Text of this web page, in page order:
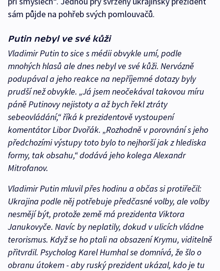
sám půjde na pohřeb svých pomlouvačů.
Putin nebyl ve své kůži
Vladimir Putin to sice s médii obvykle umí, podle
mnohých hlasů ale dnes nebyl ve své kůži. Nervózně
podupával a jeho reakce na nepříjemné dotazy byly
prudší než obvykle. „Já jsem neočekával takovou míru
páně Putinovy nejistoty a až bych řekl ztráty
sebeovládání,“ říká k prezidentově vystoupení
komentátor Libor Dvořák. „Rozhodně v porovnání s jeho
předchozími výstupy toto bylo to nejhorší jak z hlediska
formy, tak obsahu,“ dodává jeho kolega Alexandr
Mitrofanov.
Vladimir Putin mluvil přes hodinu a občas si protiřečil:
Ukrajina podle něj potřebuje předčasné volby, ale volby
nesmějí být, protože země má prezidenta Viktora
Janukovyče. Navíc by neplatily, dokud v ulicích vládne
terorismus. Když se ho ptali na obsazení Krymu, viditelně
přitvrdil. Psycholog Karel Humhal se domnívá, že šlo o
obranu útokem - aby ruský prezident ukázal, kdo je tu